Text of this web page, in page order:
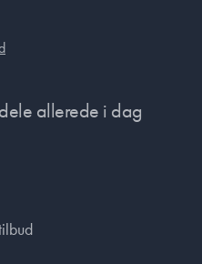
allerede i dag